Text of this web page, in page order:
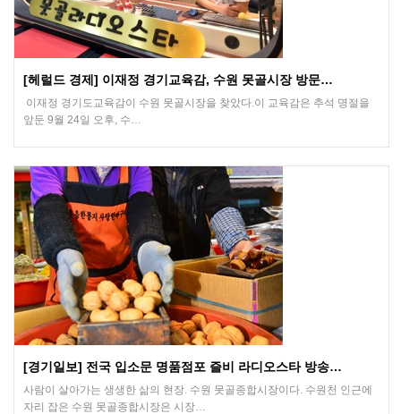
[헤럴드 경제] 이재정 경기교육감, 수원 못골시장 방문…
이재정 경기도교육감이 수원 못골시장을 찾았다.이 교육감은 추석 명절을
앞둔 9월 24일 오후, 수…
[경기일보] 전국 입소문 명품점포 즐비 라디오스타 방송…
사람이 살아가는 생생한 삶의 현장. 수원 못골종합시장이다. 수원천 인근에
자리 잡은 수원 못골종합시장은 시장…